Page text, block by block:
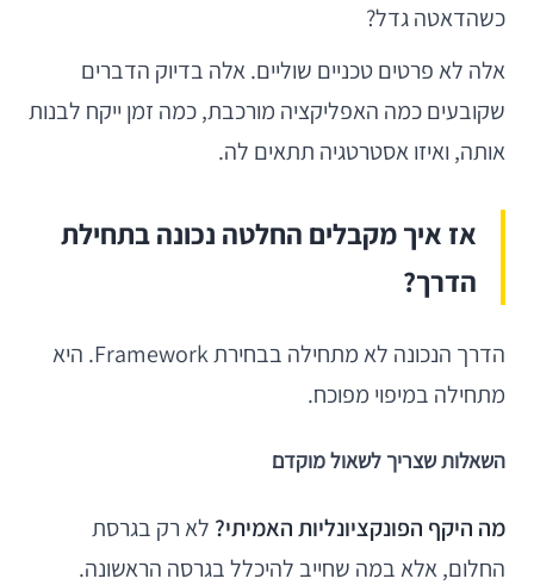
כשהדאטה גדל?
אלה לא פרטים טכניים שוליים. אלה בדיוק הדברים
שקובעים כמה האפליקציה מורכבת, כמה זמן ייקח לבנות
אותה, ואיזו אסטרטגיה תתאים לה.
אז איך מקבלים החלטה נכונה בתחילת
הדרך?
הדרך הנכונה לא מתחילה בבחירת Framework. היא
מתחילה במיפוי מפוכח.
השאלות שצריך לשאול מוקדם
מה היקף הפונקציונליות האמיתי? לא רק בגרסת
החלום, אלא במה שחייב להיכלל בגרסה הראשונה.